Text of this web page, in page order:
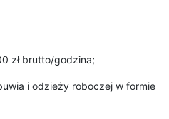
zł brutto/godzina;
i odzieży roboczej w formie